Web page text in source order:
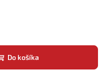
Do košíka